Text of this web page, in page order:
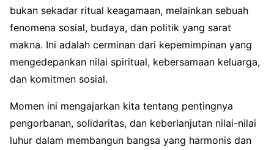
bukan sekadar ritual keagamaan, melainkan sebuah
fenomena sosial, budaya, dan politik yang sarat
makna. Ini adalah cerminan dari kepemimpinan yang
mengedepankan nilai spiritual, kebersamaan keluarga,
dan komitmen sosial.
Momen ini mengajarkan kita tentang pentingnya
pengorbanan, solidaritas, dan keberlanjutan nilai-nilai
luhur dalam membangun bangsa yang harmonis dan